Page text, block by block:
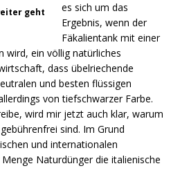
geht
es sich um das
Ergebnis, wenn der
Fäkalientank mit einer
wird, ein völlig natürliches
dass übelriechende
und besten flüssigen
von tiefschwarzer Farbe.
wird mir jetzt auch klar, warum
sind. Im Grund
und internationalen
Naturdünger die italienische